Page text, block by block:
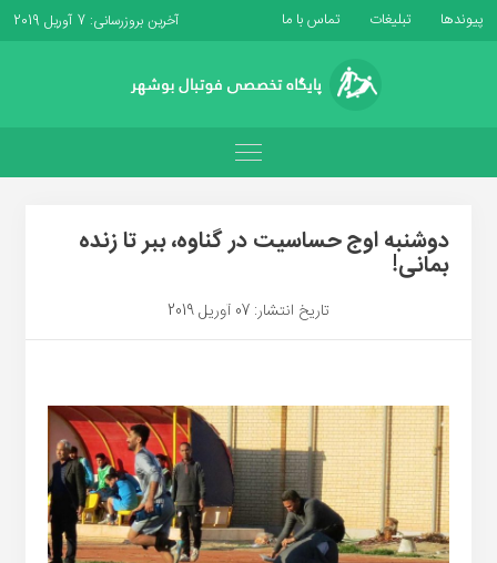
پیوندها تبلیغات تماس با ما آخرین بروزرسانی: 7 آوریل 2019
دوشنبه اوج حساسیت در گناوه، ببر تا زنده
بمانی!
تاریخ انتشار: 07 آوریل 2019